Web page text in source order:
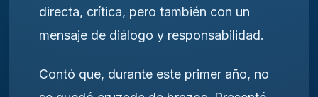
directa, crítica, pero también con un
mensaje de diálogo y responsabilidad.
Contó que, durante este primer año, no